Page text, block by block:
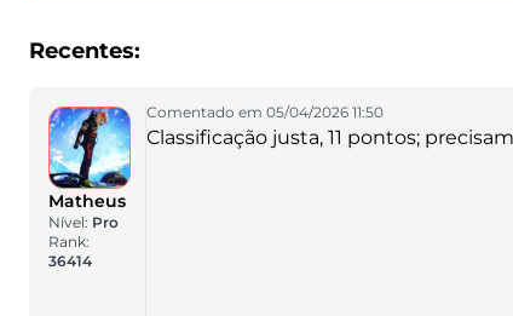
Recentes:
Matheus
Nível: Pro
Rank:
36414
Comentado em 05/04/2026 11:50
Classificação justa, 11 pontos;